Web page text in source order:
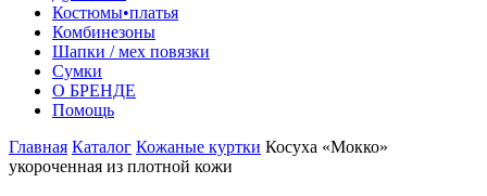
Костюмы•платья
Комбинезоны
Шапки / мех повязки
Сумки
О БРЕНДЕ
Помощь
Главная Каталог Кожаные куртки Косуха «Мокко»
укороченная из плотной кожи